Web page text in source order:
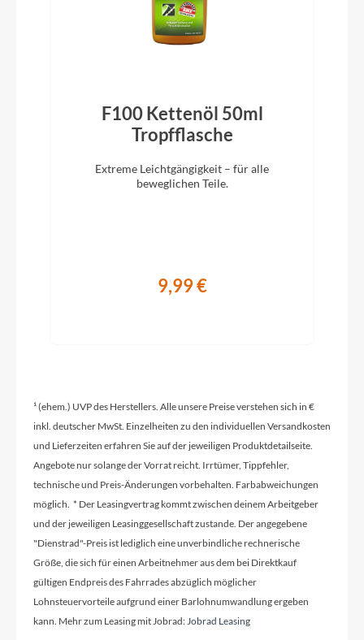
Ständer
Hebie 28" adjustable
Inklusive
KTM Line +20° ICR
Sattelklemme
KTM Team Light CL-FJ21 - 31,8mm
Griffe
Ergon "GS1"
Ladegerät
F100 Kettenöl 50ml
Tropfflasche
Extreme Leichtgängigkeit – für alle
beweglichen Teile.
9,99 €
¹ (ehem.) UVP des Herstellers. Alle unsere Preise verstehen sich in €
inkl. deutscher MwSt. Einzelheiten zu den individuellen Versandkosten
und Lieferzeiten erfahren Sie auf der jeweiligen Produktdetailseite.
Angebote nur solange der Vorrat reicht. Irrtümer, Tippfehler,
technische und Preis-Änderungen vorbehalten. Farbabweichungen
möglich. * Der Leasingvertrag kommt zwischen deinem Arbeitgeber
und der jeweiligen Leasinggesellschaft zustande. Der angegebene
"Dienstrad"-Preis ist lediglich eine unverbindliche rechnerische
Größe, die sich für einen Arbeitnehmer aus dem bei Direktkauf
gültigen Endpreis des Fahrrades abzüglich möglicher
Lohnsteuervorteile aufgrund einer Barlohnumwandlung ergeben
kann. Mehr zum Leasing mit Jobrad:Jobrad Leasing